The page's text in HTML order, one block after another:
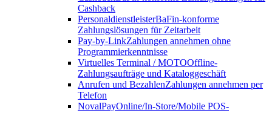
Cashback
PersonaldienstleisterBaFin-konforme
Zahlungslösungen für Zeitarbeit
Pay-by-LinkZahlungen annehmen ohne
Programmierkenntnisse
Virtuelles Terminal / MOTOOffline-
Zahlungsaufträge und Kataloggeschäft
Anrufen und BezahlenZahlungen annehmen per
Telefon
NovalPayOnline/In-Store/Mobile POS-